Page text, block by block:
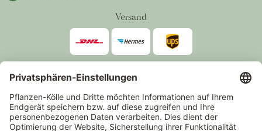
Versand
Zahlarten